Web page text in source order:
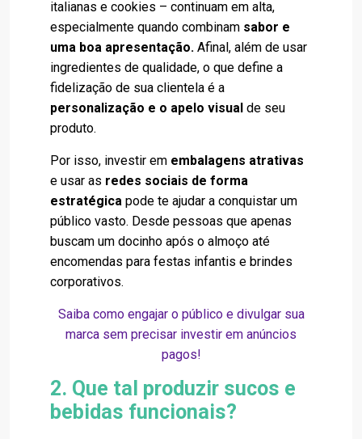
italianas e cookies – continuam em alta,
especialmente quando combinam sabor e
uma boa apresentação. Afinal, além de usar
ingredientes de qualidade, o que define a
fidelização de sua clientela é a
personalização e o apelo visual de seu
produto.
Por isso, investir em embalagens atrativas
e usar as redes sociais de forma
estratégica pode te ajudar a conquistar um
público vasto. Desde pessoas que apenas
buscam um docinho após o almoço até
encomendas para festas infantis e brindes
corporativos.
Saiba como engajar o público e divulgar sua
marca sem precisar investir em anúncios
pagos!
2. Que tal produzir sucos e
bebidas funcionais?